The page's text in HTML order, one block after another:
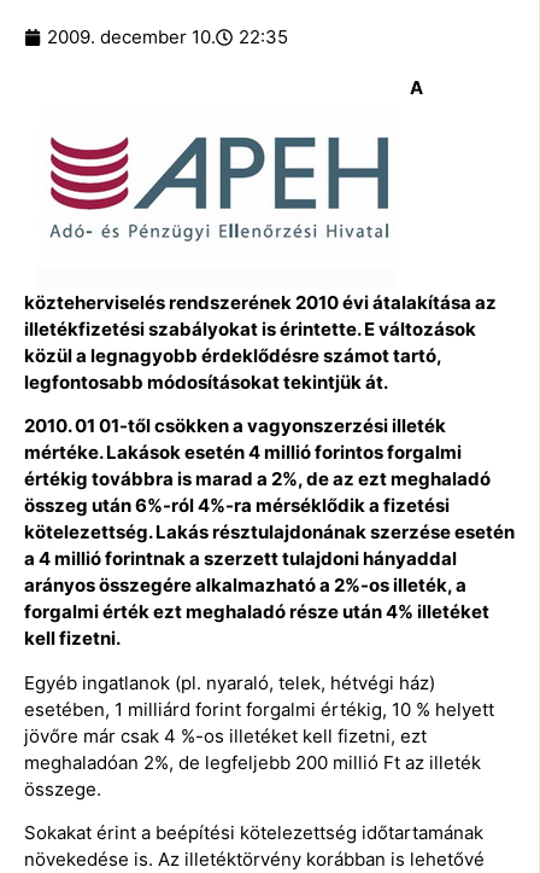
2009. december 10. 22:35
A
közteherviselés rendszerének 2010 évi átalakítása az
illetékfizetési szabályokat is érintette. E változások
közül a legnagyobb érdeklődésre számot tartó,
legfontosabb módosításokat tekintjük át.
2010. 01 01-től csökken a vagyonszerzési illeték
mértéke. Lakások esetén 4 millió forintos forgalmi
értékig továbbra is marad a 2%, de az ezt meghaladó
összeg után 6%-ról 4%-ra mérséklődik a fizetési
kötelezettség. Lakás résztulajdonának szerzése esetén
a 4 millió forintnak a szerzett tulajdoni hányaddal
arányos összegére alkalmazható a 2%-os illeték, a
forgalmi érték ezt meghaladó része után 4% illetéket
kell fizetni.
Egyéb ingatlanok (pl. nyaraló, telek, hétvégi ház)
esetében, 1 milliárd forint forgalmi értékig, 10 % helyett
jövőre már csak 4 %-os illetéket kell fizetni, ezt
meghaladóan 2%, de legfeljebb 200 millió Ft az illeték
összege.
Sokakat érint a beépítési kötelezettség időtartamának
növekedése is. Az illetéktörvény korábban is lehetővé